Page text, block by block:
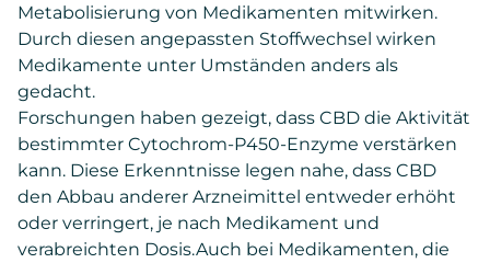
Metabolisierung von Medikamenten mitwirken.
Durch diesen angepassten Stoffwechsel wirken
Medikamente unter Umständen anders als
gedacht.
Forschungen haben gezeigt, dass CBD die Aktivität
bestimmter Cytochrom-P450-Enzyme verstärken
kann. Diese Erkenntnisse legen nahe, dass CBD
den Abbau anderer Arzneimittel entweder erhöht
oder verringert, je nach Medikament und
verabreichten Dosis.Auch bei Medikamenten, die